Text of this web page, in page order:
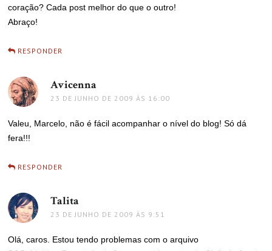
coração? Cada post melhor do que o outro!
Abraço!
RESPONDER
Avicenna
23 DE JUNHO DE 2009 ÀS 16:00
Valeu, Marcelo, não é fácil acompanhar o nível do blog! Só dá
fera!!!
RESPONDER
Talita
23 DE JUNHO DE 2009 ÀS 9:51
Olá, caros. Estou tendo problemas com o arquivo